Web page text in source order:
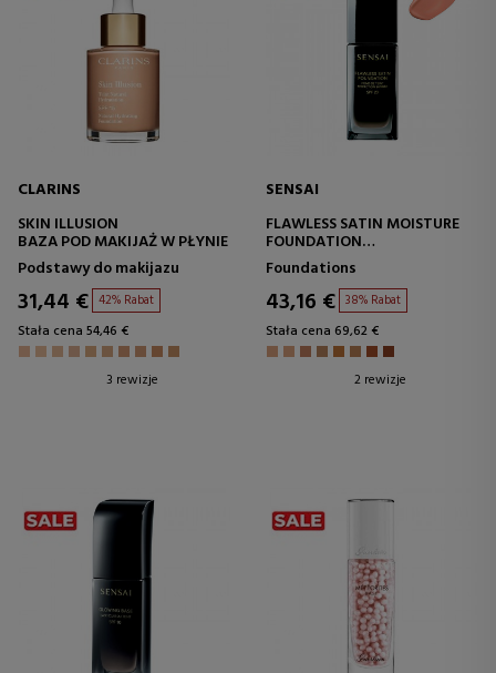
CLARINS
SKIN ILLUSION
BAZA POD MAKIJAŻ W PŁYNIE
Podstawy do makijazu
31,44 € 42% Rabat
Stała cena 54,46 €
3 rewizje
SENSAI
FLAWLESS SATIN MOISTURE
FOUNDATION
PODKŁAD W PŁYNIE
Foundations
43,16 € 38% Rabat
Stała cena 69,62 €
2 rewizje